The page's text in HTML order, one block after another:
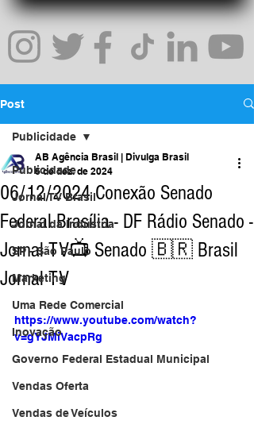
Post
Publicidade
Jornal TV Brasil
Jornal da Indústria
SP - São Paulo
Marketing
Uma Rede Comercial
Inovação
Governo Federal Estadual Municipal
Vendas Oferta
Vendas de Veículos
Publicidade
06/12/2024 Conexão Senado
Federal Brasília - DF Rádio Senado -
Jornal TV📺 Senado 🇧🇷 Brasil
Jornal TV
AB Agência Brasil | Divulga Brasil
6 de dez. de 2024
https://www.youtube.com/watch?
v=gYJMiVacpRg